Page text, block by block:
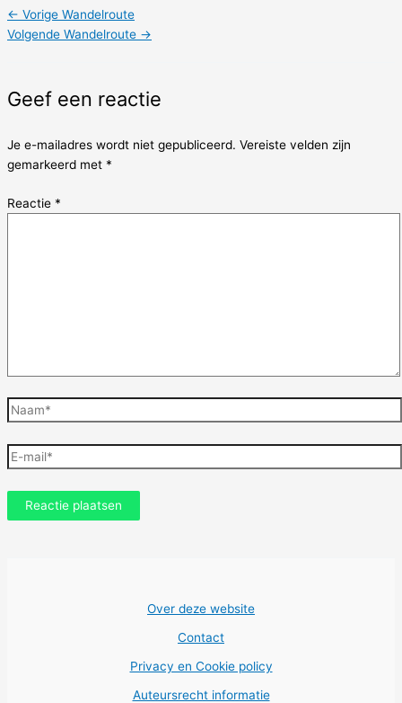
← Vorige Wandelroute
Volgende Wandelroute →
Geef een reactie
Je e-mailadres wordt niet gepubliceerd. Vereiste velden zijn
gemarkeerd met *
Reactie *
Naam*
E-
mail*
Over deze website
Contact
Privacy en Cookie policy
Auteursrecht informatie